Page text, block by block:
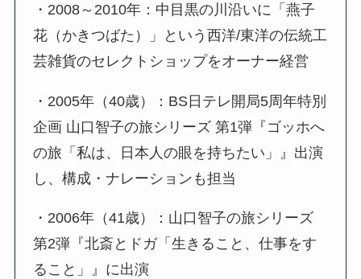
・2008～2010年：中目黒の川沿いに「燕子
花（かきつばた）」という西洋/東洋の伝統工
芸雑貨のセレクトショップをオーナー経営
・2005年（40歳）：BS日テレ開局5周年特別
企画 山口智子の旅シリーズ 第1弾『ゴッホへ
の旅「私は、日本人の眼を持ちたい」』出演
し、構成・ナレーションも担当
・2006年（41歳）：山口智子の旅シリーズ
第2弾『北斎とドガ「生きること、仕事をす
ること」』に出演